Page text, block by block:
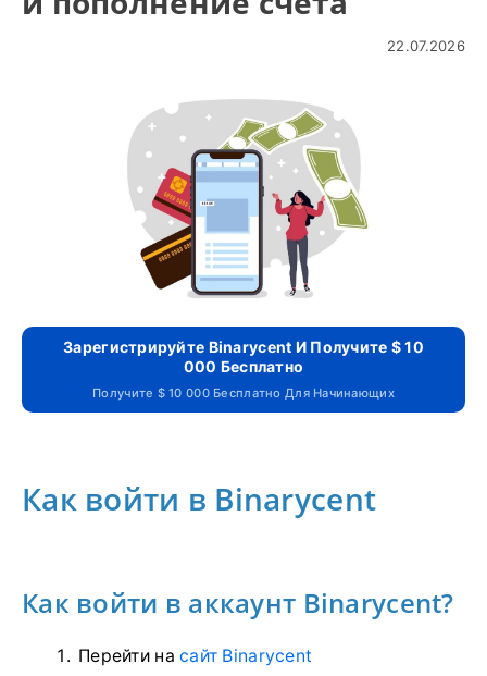
22.07.2026
Зарегистрируйте Binarycent И Получите $ 10
000 Бесплатно
Получите $ 10 000 Бесплатно Для Начинающих
Как войти в Binarycent
Как войти в аккаунт Binarycent?
Перейти насайт Binarycent